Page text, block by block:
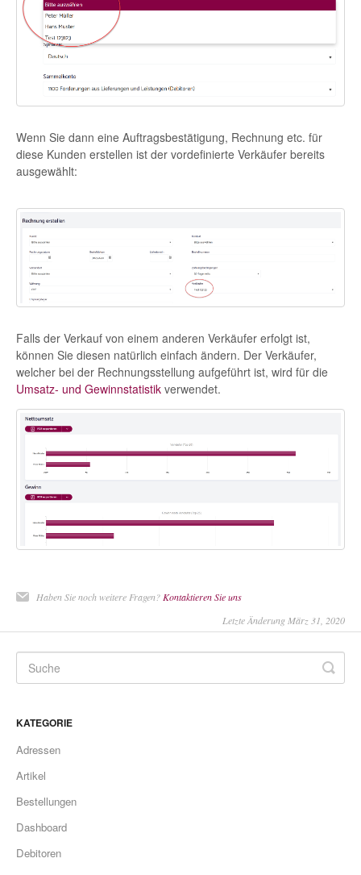
Wenn Sie dann eine Auftragsbestätigung, Rechnung etc. für
diese Kunden erstellen ist der vordefinierte Verkäufer bereits
ausgewählt:
Falls der Verkauf von einem anderen Verkäufer erfolgt ist,
können Sie diesen natürlich einfach ändern. Der Verkäufer,
welcher bei der Rechnungsstellung aufgeführt ist, wird für die
Umsatz- und Gewinnstatistik verwendet.
Haben Sie noch weitere Fragen? Kontaktieren Sie uns
Letzte Änderung März 31, 2020
KATEGORIE
Adressen
Artikel
Bestellungen
Dashboard
Debitoren